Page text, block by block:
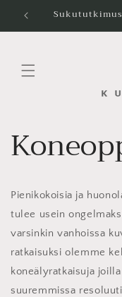
siirry
Pienikokoisia ja
tulee usein
varsinkin vanhoissa
ratkaisuksi olemme
koneälyratkaisuja
suuremmissa